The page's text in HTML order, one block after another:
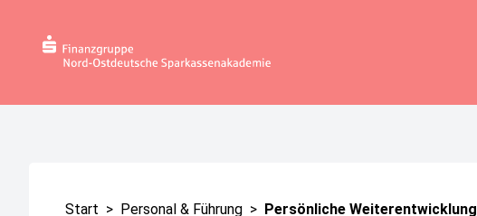
Start > Personal & Führung > Persönliche Weiterentwicklung